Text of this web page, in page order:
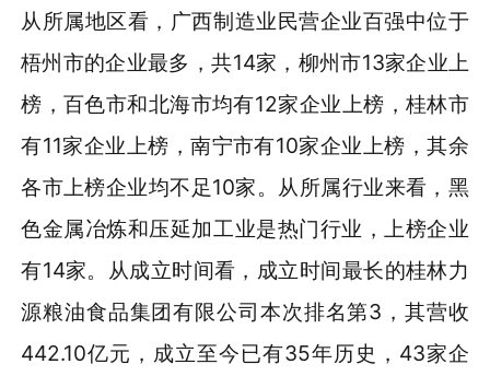
从所属地区看，广西制造业民营企业百强中位于
梧州市的企业最多，共14家，柳州市13家企业上
榜，百色市和北海市均有12家企业上榜，桂林市
有11家企业上榜，南宁市有10家企业上榜，其余
各市上榜企业均不足10家。从所属行业来看，黑
色金属冶炼和压延加工业是热门行业，上榜企业
有14家。从成立时间看，成立时间最长的桂林力
源粮油食品集团有限公司本次排名第3，其营收
442.10亿元，成立至今已有35年历史，43家企